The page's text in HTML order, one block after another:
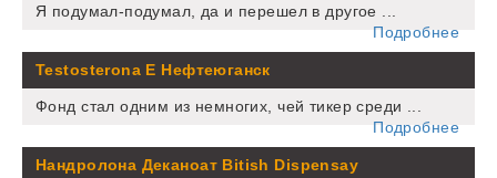
Я подумал-подумал, да и перешел в другое ...
Подробнее
Testosterona E Нефтеюганск
Фонд стал одним из немногих, чей тикер среди ...
Подробнее
Нандролона Деканоат Bitish Dispensay